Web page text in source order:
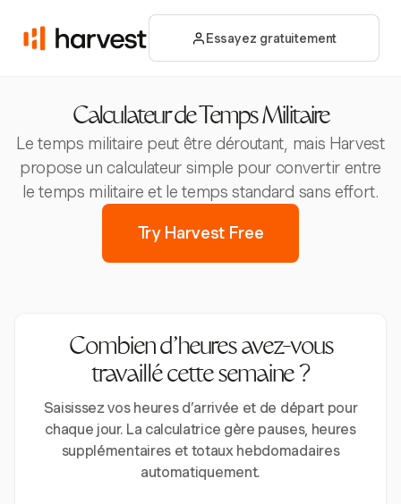
Essayez gratuitement
Calculateur de Temps Militaire
Le temps militaire peut être déroutant, mais Harvest
propose un calculateur simple pour convertir entre
le temps militaire et le temps standard sans effort.
Try Harvest Free
Combien d’heures avez-vous
travaillé cette semaine ?
Saisissez vos heures d’arrivée et de départ pour
chaque jour. La calculatrice gère pauses, heures
supplémentaires et totaux hebdomadaires
automatiquement.